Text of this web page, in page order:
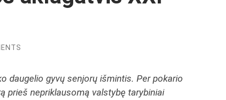
daugelio gyvų senjorų išmintis. Per pokario
prieš nepriklausomą valstybę tarybiniai